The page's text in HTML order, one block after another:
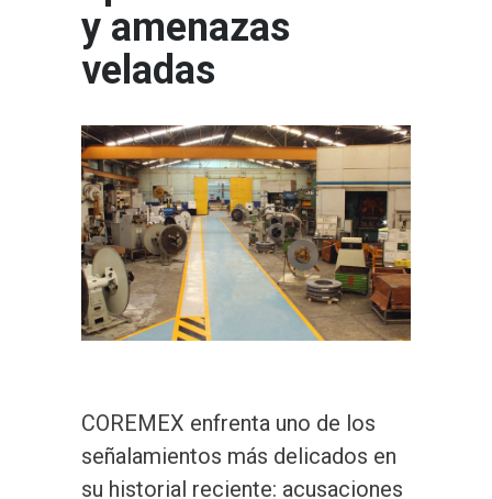
y amenazas
veladas
COREMEX enfrenta uno de los
señalamientos más delicados en
su historial reciente: acusaciones